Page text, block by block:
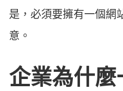
是，必須要擁有一個網
意。
企業為什麼